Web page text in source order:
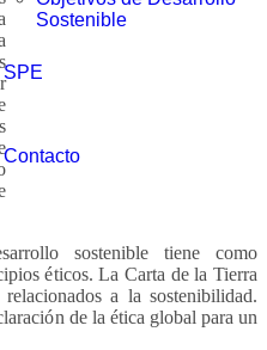
Sostenible
SPE
Contacto
sostenible tiene como
éticos. La Carta de la Tierra
a la sostenibilidad.
de la ética global para un